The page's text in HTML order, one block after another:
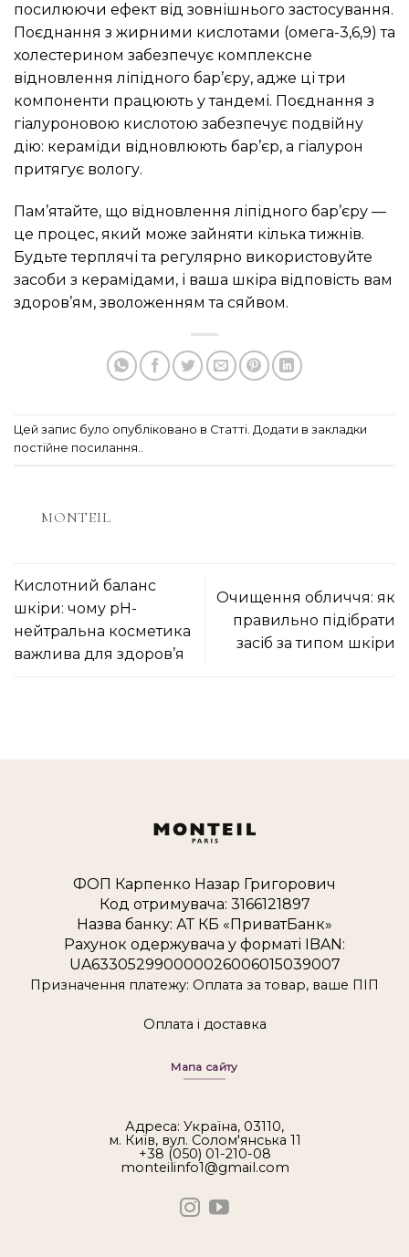
посилюючи ефект від зовнішнього застосування.
Поєднання з жирними кислотами (омега-3,6,9) та
холестерином забезпечує комплексне
відновлення ліпідного бар’єру, адже ці три
компоненти працюють у тандемі. Поєднання з
гіалуроновою кислотою забезпечує подвійну
дію: кераміди відновлюють бар’єр, а гіалурон
притягує вологу.
Пам’ятайте, що відновлення ліпідного бар’єру —
це процес, який може зайняти кілька тижнів.
Будьте терплячі та регулярно використовуйте
засоби з керамідами, і ваша шкіра відповість вам
здоров’ям, зволоженням та сяйвом.
Цей запис було опубліковано в Статті. Додати в закладки
постійне посилання..
MONTEIL
Кислотний баланс
шкіри: чому pH-
нейтральна косметика
важлива для здоров’я
Очищення обличчя: як
правильно підібрати
засіб за типом шкіри
ФОП Карпенко Назар Григорович
Код отримувача: 3166121897
Назва банку: АТ КБ «ПриватБанк»
Рахунок одержувача у форматі IBAN:
UA633052990000026006015039007
Призначення платежу: Оплата за товар, ваше ПІП
Оплата і доставка
Мапа сайту
Адреса: Україна, 03110,
м. Київ, вул. Солом'янська 11
+38 (050) 01-210-08
monteilinfo1@gmail.com